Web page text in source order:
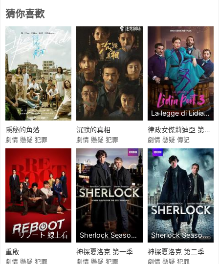
猜你喜歡
隱秘的角落
劇情 懸疑 犯罪
沉默的真相
劇情 懸疑 犯罪
La legge di Lidia Poët Season 3 Season 3 線上看
律政女傑莉迪亞 第三季
劇情 懸疑 傳記
リブート 線上看
重啟
劇情 懸疑 犯罪
Sherlock Season 1 線上看
神探夏洛克 第一季
劇情 懸疑 犯罪
Sherlock Season 2 線上看
神探夏洛克 第二季
劇情 懸疑 犯罪